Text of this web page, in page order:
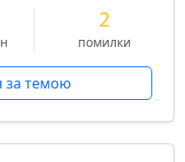
2
помилки
за темою